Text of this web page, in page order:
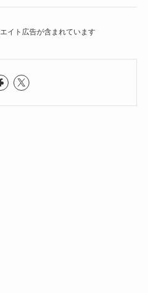
イト広告が含まれています